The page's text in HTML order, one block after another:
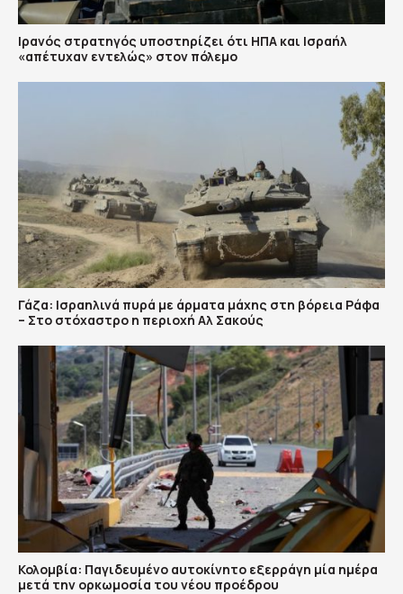
Ιρανός στρατηγός υποστηρίζει ότι ΗΠΑ και Ισραήλ
«απέτυχαν εντελώς» στον πόλεμο
Γάζα: Ισραηλινά πυρά με άρματα μάχης στη βόρεια Ράφα
– Στο στόχαστρο η περιοχή Αλ Σακούς
Κολομβία: Παγιδευμένο αυτοκίνητο εξερράγη μία ημέρα
μετά την ορκωμοσία του νέου προέδρου